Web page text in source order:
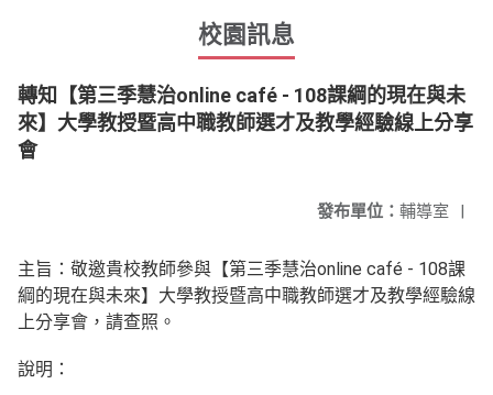
校園訊息
轉知【第三季慧治online café - 108課綱的現在與未
來】大學教授暨高中職教師選才及教學經驗線上分享
會
發布單位： 輔導室 |
主旨：敬邀貴校教師參與【第三季慧治online café - 108課
綱的現在與未來】大學教授暨高中職教師選才及教學經驗線
上分享會，請查照。
說明：